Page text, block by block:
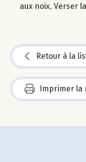
aux noix. Verser
Retour à la
Imprimer la